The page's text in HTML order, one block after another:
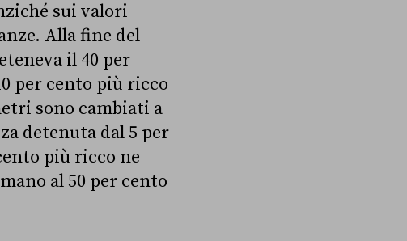
sui valori
Alla fine del
il 40 per
per cento più ricco
sono cambiati a
detenuta dal 5 per
più ricco ne
al 50 per cento